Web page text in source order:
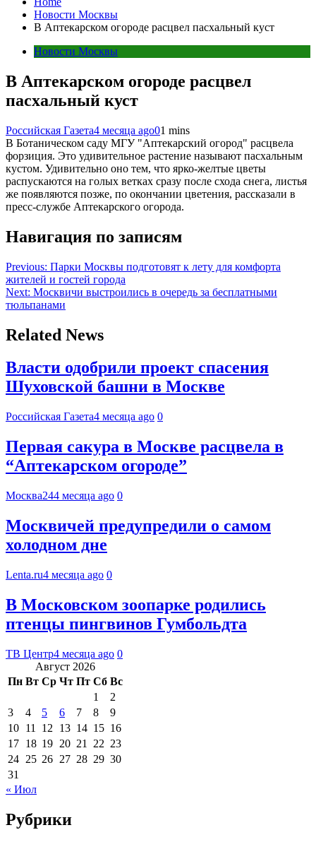
Новости Москвы
В Аптекарском огороде расцвел пасхальный куст
Новости Москвы
В Аптекарском огороде расцвел
пасхальный куст
Российская Газета4 месяца ago01 mins
В Ботаническом саду МГУ "Аптекарский огород" расцвела
форзиция. Это удивительное растение называют пасхальным
кустом. Удивительно оно тем, что ярко-желтые цветы
распускаются на голых ветках сразу после схода снега, листья
же появляются позже, по окончании цветения, рассказали в
пресс-службе Аптекарского огорода.
Навигация по записям
Previous: Парки Москвы подготовят к лету для комфорта
жителей и гостей города
Next: Москвичи выстроились в очередь за бесплатными
тюльпанами
Related News
Власти одобрили проект спасения
Шуховской башни в Москве
Российская Газета4 месяца ago 0
Первая сакура в Москве расцвела в
“Аптекарском огороде”
Москва244 месяца ago 0
Москвичей предупредили о самом
холодном дне
Lenta.ru4 месяца ago 0
В Московском зоопарке родились
птенцы пингвинов Гумбольдта
ТВ Центр4 месяца ago 0
Август 2026
Пн Вт Ср Чт Пт Сб Вс
1
2
3
4 5 6 7 8
9
10 11 12 13 14 15 16
17 18 19 20 21 22 23
24 25 26 27 28 29 30
31
« Июл
Рубрики